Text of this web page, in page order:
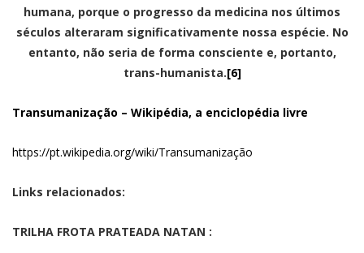
humana, porque o progresso da medicina nos últimos
séculos alteraram significativamente nossa espécie. No
entanto, não seria de forma consciente e, portanto,
trans-humanista.[6]
Transumanização – Wikipédia, a enciclopédia livre
https://pt.wikipedia.org/wiki/Transumanização
Links relacionados:
TRILHA FROTA PRATEADA NATAN :